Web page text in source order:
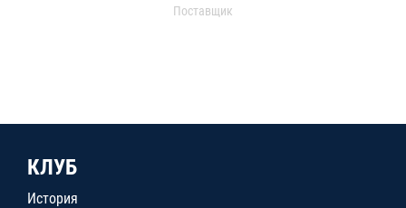
Поставщик
КЛУБ
История